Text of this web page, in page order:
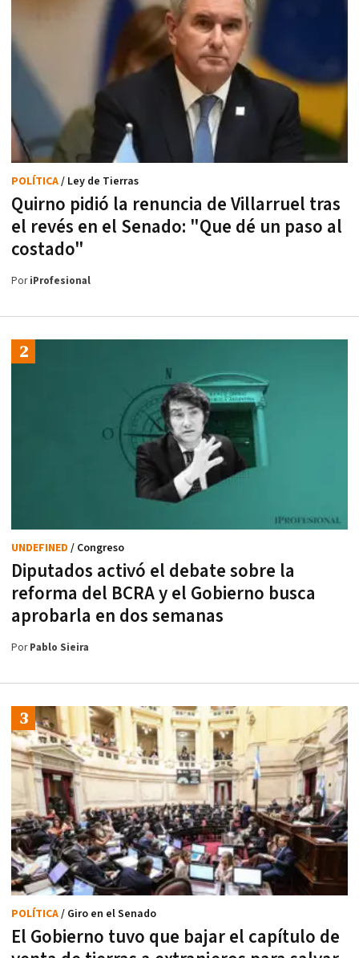
Quirno pidió la renuncia de Villarruel tras
el revés en el Senado: "Que dé un paso al
costado"
POLÍTICA/ Ley de Tierras
PoriProfesional
Diputados activó el debate sobre la
reforma del BCRA y el Gobierno busca
aprobarla en dos semanas
UNDEFINED / Congreso
PorPablo Sieira
El Gobierno tuvo que bajar el capítulo de
POLÍTICA/ Giro en el Senado